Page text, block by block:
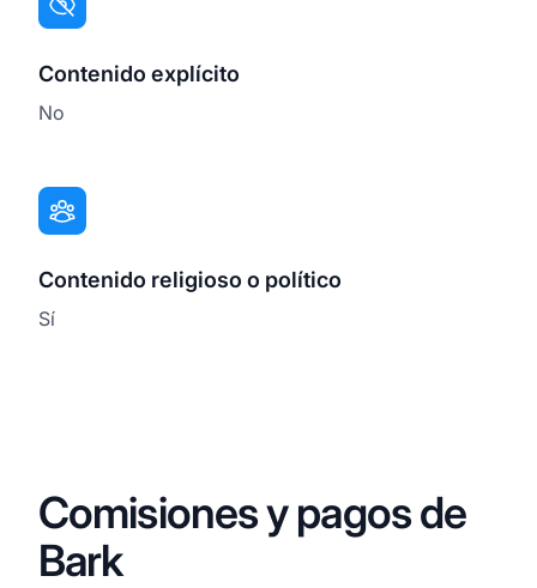
Contenido explícito
No
Contenido religioso o político
Sí
Comisiones y pagos de
Bark